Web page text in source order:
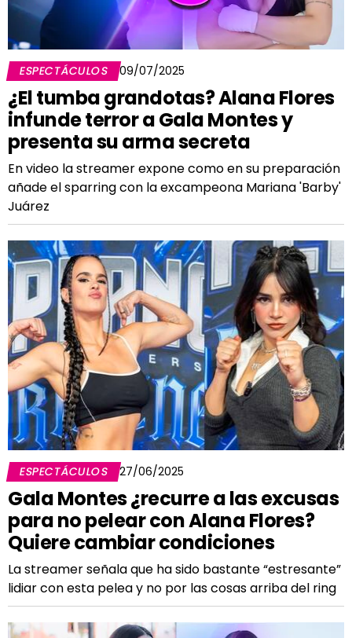
ESPECTÁCULOS 09/07/2025
¿El tumba grandotas? Alana Flores
infunde terror a Gala Montes y
presenta su arma secreta
En video la streamer expone como en su preparación
añade el sparring con la excampeona Mariana 'Barby'
Juárez
ESPECTÁCULOS 27/06/2025
Gala Montes ¿recurre a las excusas
para no pelear con Alana Flores?
Quiere cambiar condiciones
La streamer señala que ha sido bastante “estresante”
lidiar con esta pelea y no por las cosas arriba del ring